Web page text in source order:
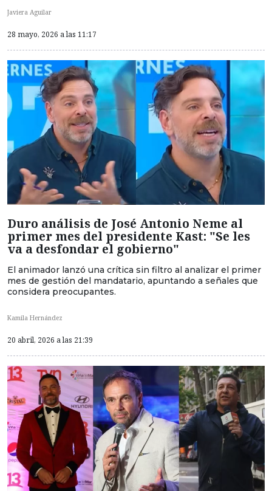
Javiera Aguilar
28 mayo, 2026 a las 11:17
Duro análisis de José Antonio Neme al
primer mes del presidente Kast: "Se les
va a desfondar el gobierno"
El animador lanzó una crítica sin filtro al analizar el primer
mes de gestión del mandatario, apuntando a señales que
considera preocupantes.
Kamila Hernández
20 abril, 2026 a las 21:39